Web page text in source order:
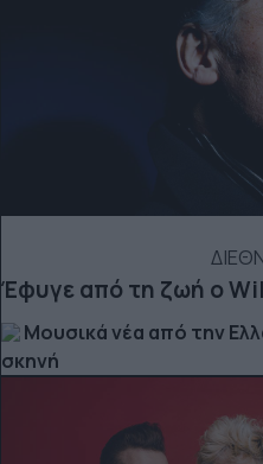
Έφυγε από τη ζωή ο
Μουσικά νέα από την
σκηνή